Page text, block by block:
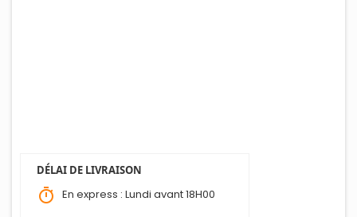
DÉLAI DE LIVRAISON
timer En express : Lundi avant 18H00